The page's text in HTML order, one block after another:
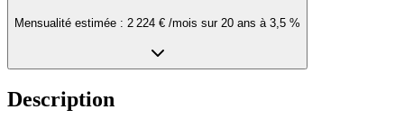
Mensualité estimée : 2 224 € /mois sur 20 ans à 3,5 %
Description